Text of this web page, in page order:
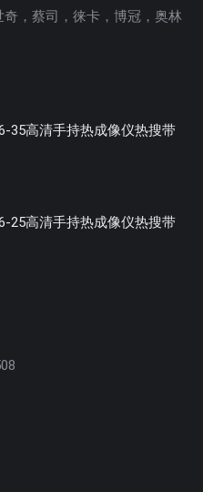
，蔡司，徕卡，博冠，奥林
35高清手持热成像仪热搜带
25高清手持热成像仪热搜带